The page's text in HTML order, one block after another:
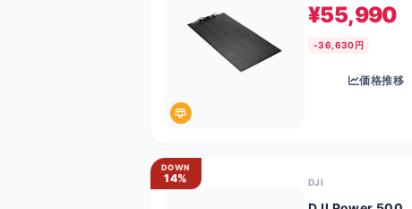
¥55,990
-36,630円
価格推移
DOWN
14% DJI